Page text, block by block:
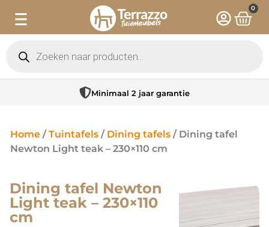
0
Minimaal 2 jaar garantie
Home / Tuintafels / Dining tafels / Dining tafel
Newton Light teak – 230×110 cm
Dining tafel Newton
Light teak – 230×110
cm